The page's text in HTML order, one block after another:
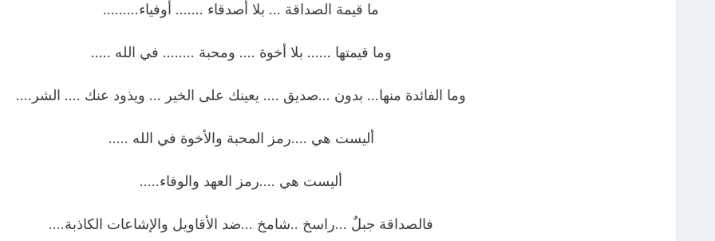
ما قيمة الصداقة … بلا أصدقاء ……. أوفياء………
وما قيمتها …… بلا أخوة …. ومحبة …….. في الله …..
وما الفائدة منها… بدون …صديق …. يعينك على الخير … ويذود عنك …. الشر….
أليست هي ….رمز المحبة والأخوة في الله …..
أليست هي ….رمز العهد والوفاء…..
فالصداقة جبلٌ …راسخ ..شامخ …ضد الأقاويل والإشاعات الكاذبة….